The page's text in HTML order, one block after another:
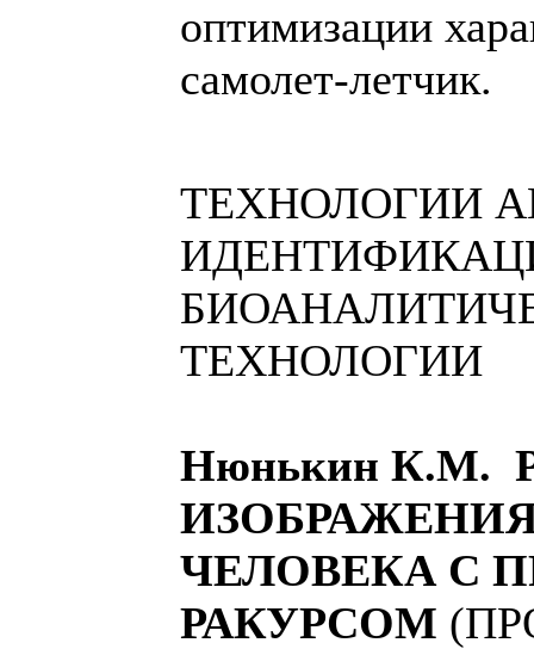
оптимизации
самолет-летчик.
ТЕХНОЛОГИИ
ТЕХНОЛОГИИ
Нюнькин К.М.
ЧЕЛОВЕКА С
РАКУРСОМ